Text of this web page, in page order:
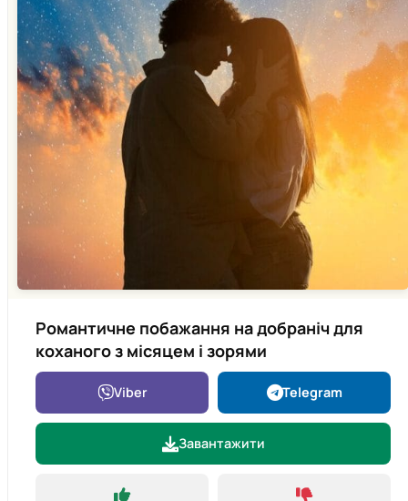
Романтичне побажання на добраніч для
коханого з місяцем і зорями
Viber Telegram
Завантажити